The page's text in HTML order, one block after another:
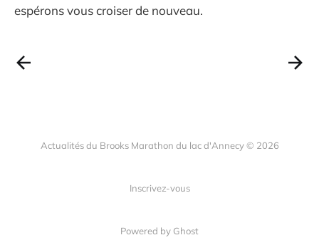
espérons vous croiser de nouveau.
Actualités du Brooks Marathon du lac d'Annecy © 2026
Inscrivez-vous
Powered by Ghost